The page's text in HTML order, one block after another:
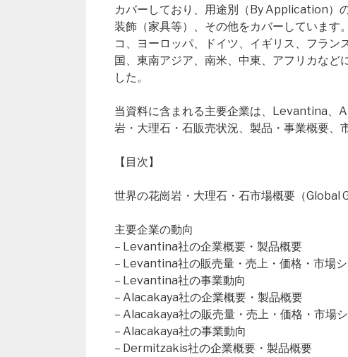
カバーしており、用途別（By Application）
装飾（家具等）、その他をカバーしています
コ、ヨーロッパ、ドイツ、イギリス、フラ
国、東南アジア、南米、中東、アフリカなど
した。
当資料に含まれる主要企業は、Levantina、
岩・大理石・石販売状況、製品・事業概要、
【目次】
世界の花崗岩・大理石・石市場概要（
主要企業の動向
– Levantina社の企業概要・製品概要
– Levantina社の販売量・売上・価格・市場
– Levantina社の事業動向
– Alacakaya社の企業概要・製品概要
– Alacakaya社の販売量・売上・価格・市場
– Alacakaya社の事業動向
– Dermitzakis社の企業概要・製品概要